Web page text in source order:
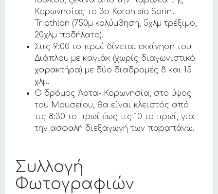
Κορωνησίας το 3ο Koronisia Sprint
Triathlon (750μ κολύμβηση, 5χλμ τρέξιμο,
20χλμ ποδήλατο).
Στις 9:00 το πρωί δίνεται εκκίνηση του
Διάπλου με καγιάκ (χωρίς διαγωνιστικό
χαρακτήρα) με δύο διαδρομές 8 και 15
χλμ.
Ο δρόμος Άρτα- Κορωνησία, στο ύψος
του Μουσείου, θα είναι κλειστός από
τις 8:30 το πρωί έως τις 10 το πρωί, για
την ασφαλή διεξαγωγή των παραπάνω.
Συλλογή
Φωτογραφιών